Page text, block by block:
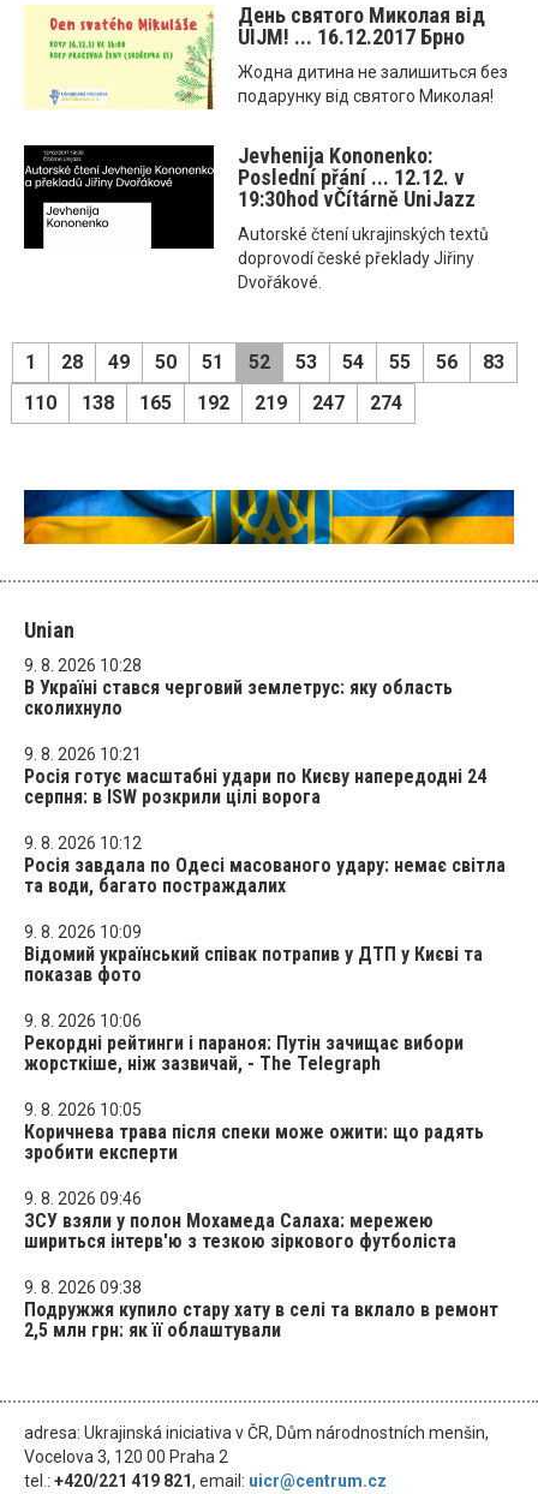
День святого Миколая від
UIJM! ... 16.12.2017 Брно
Жодна дитина не залишиться без
подарунку від святого Миколая!
Jevhenija Kononenko:
Poslední přání ... 12.12. v
19:30hod vČítárně UniJazz
Autorské čtení ukrajinských textů
doprovodí české překlady Jiřiny
Dvořákové.
1 28 49 50 51 52 53 54 55 56
83
110
138 165 192 219 247 274
Unian
9. 8. 2026 10:28
В Україні стався черговий землетрус: яку область
сколихнуло
9. 8. 2026 10:21
Росія готує масштабні удари по Києву напередодні 24
серпня: в ISW розкрили цілі ворога
9. 8. 2026 10:12
Росія завдала по Одесі масованого удару: немає світла
та води, багато постраждалих
9. 8. 2026 10:09
Відомий український співак потрапив у ДТП у Києві та
показав фото
9. 8. 2026 10:06
Рекордні рейтинги і параноя: Путін зачищає вибори
жорсткіше, ніж зазвичай, - The Telegraph
9. 8. 2026 10:05
Коричнева трава після спеки може ожити: що радять
зробити експерти
9. 8. 2026 09:46
ЗСУ взяли у полон Мохамеда Салаха: мережею
шириться інтерв'ю з тезкою зіркового футболіста
9. 8. 2026 09:38
Подружжя купило стару хату в селі та вклало в ремонт
2,5 млн грн: як її облаштували
adresa: Ukrajinská iniciativa v ČR, Dům národnostních menšin,
Vocelova 3, 120 00 Praha 2
tel.: +420/221 419 821, email: uicr@centrum.cz